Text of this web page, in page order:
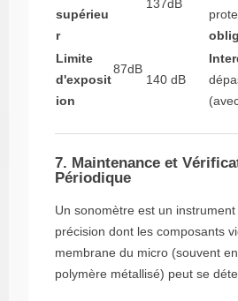
supérieu
r
137dB
Limite
d'exposit
ion
87dB
140 dB
7. Maintenance et
Périodique
Un sonomètre est un
précision dont les composants
membrane du micro (souvent
polymère métallisé) peut se